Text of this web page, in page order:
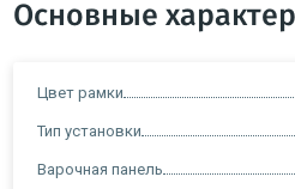
Основные
Цвет рамки
Тип установки
Варочная панель